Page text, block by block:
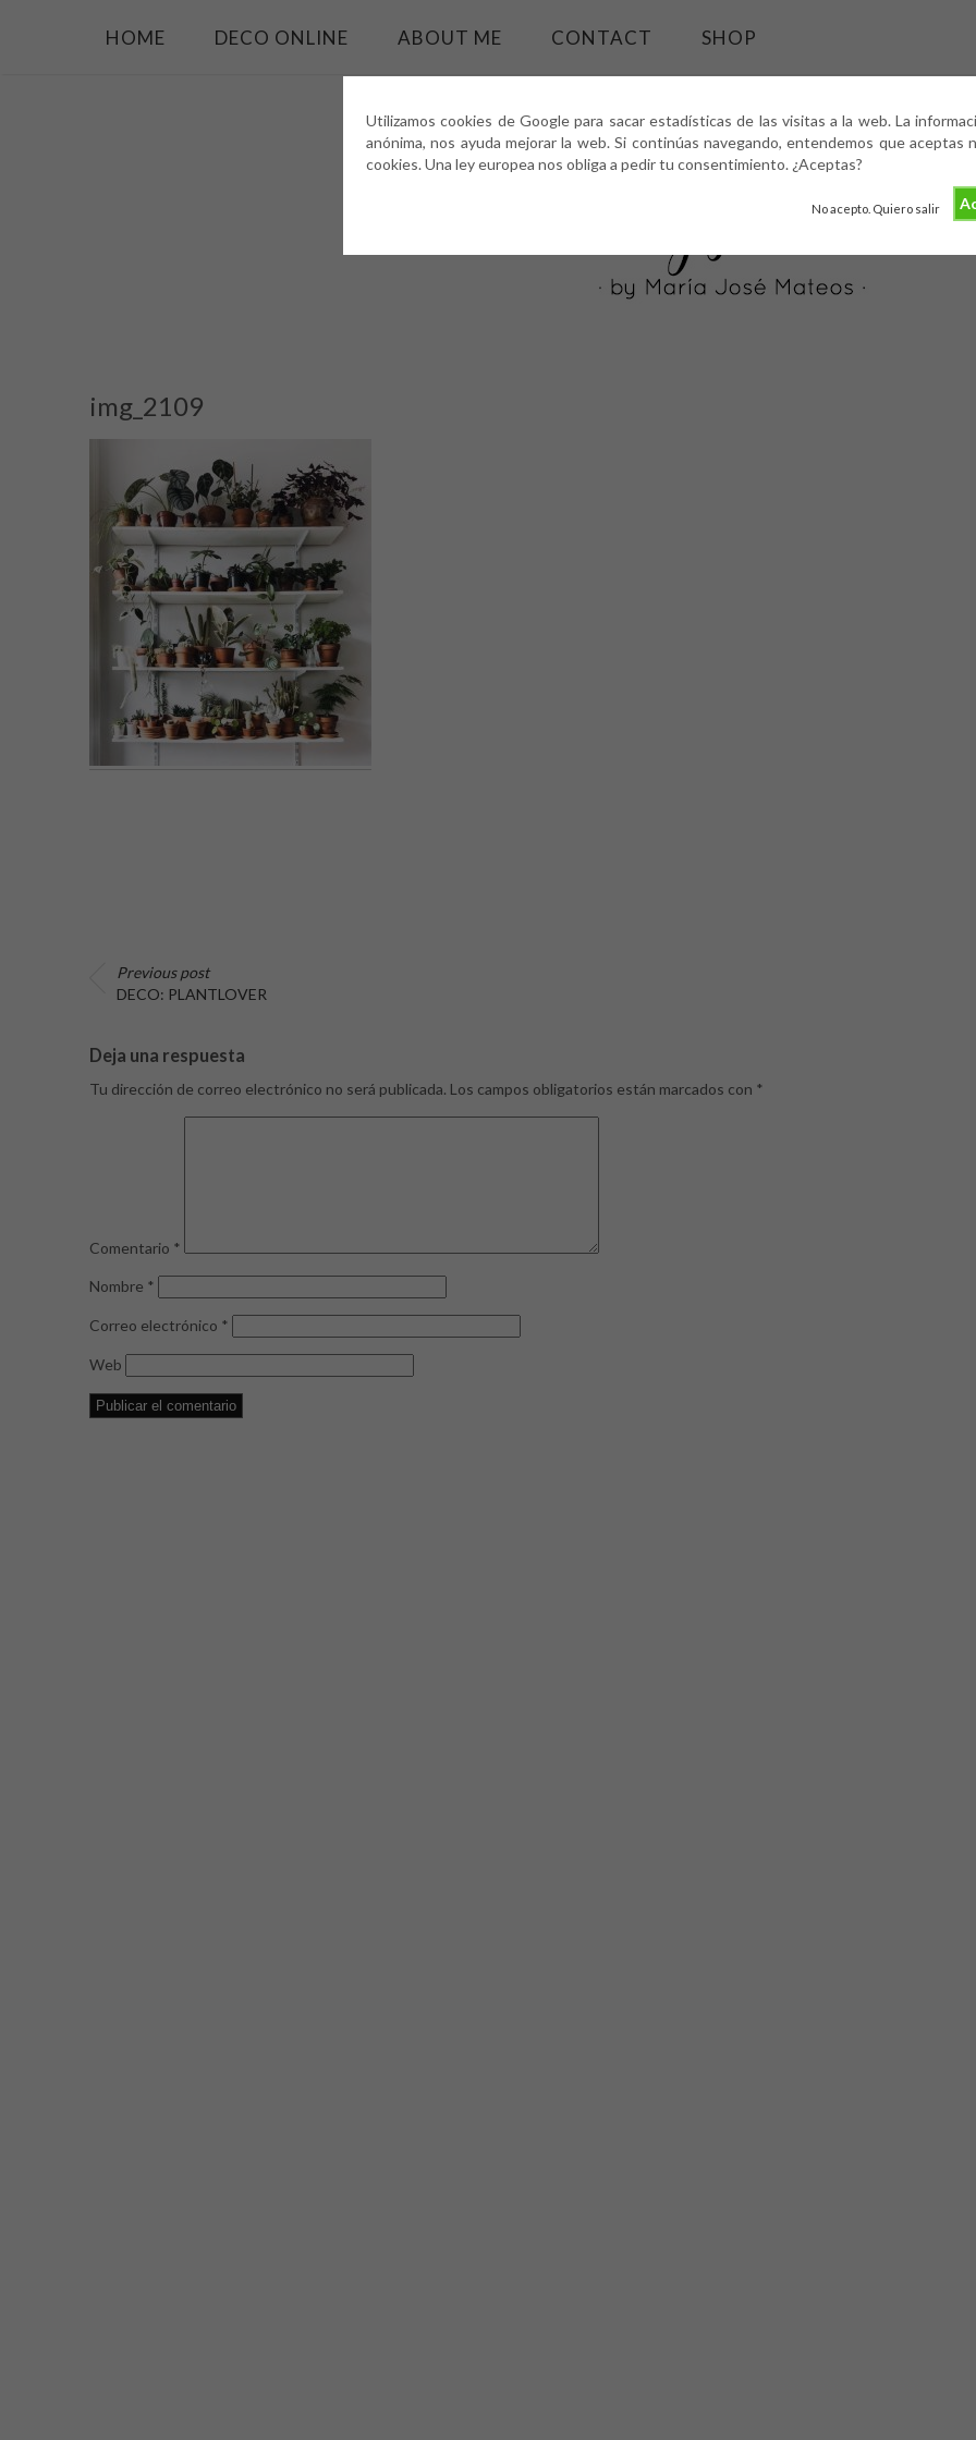
Utilizamos cookies de Google para sacar estadísticas de las visitas a la web. La
anónima, nos ayuda mejorar la web. Si continúas navegando, entendemos que aceptas
cookies. Una ley europea nos obliga a pedir tu consentimiento. ¿Aceptas?
No acepto. Quiero salir
HOME DECO ONLINE ABOUT ME CONTACT SHOP
img_2109
Previous post
DECO: PLANTLOVER
Deja una respuesta
Tu dirección de correo electrónico no será publicada. Los campos obligatorios están marcados con *
Comentario *
Nombre *
Correo electrónico *
Web